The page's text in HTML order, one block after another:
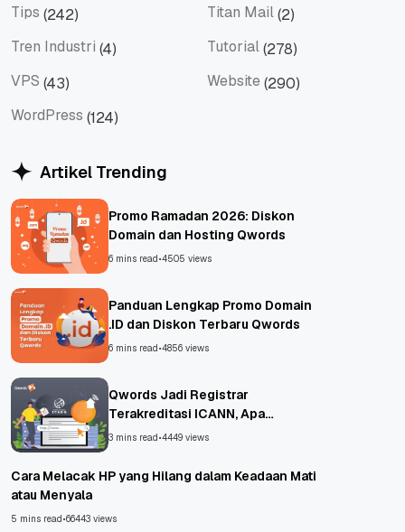
Tips (242) Titan Mail(2)
Tren Industri (4) Tutorial(278)
VPS (43) Website (290)
WordPress (124)
Artikel Trending
Promo Ramadan 2026: Diskon
Domain dan Hosting Qwords
6 mins read•4505 views
Panduan Lengkap Promo Domain
.ID dan Diskon Terbaru Qwords
6 mins read•4856 views
Qwords Jadi Registrar
Terakreditasi ICANN, Apa
Untungnya?
3 mins read•4449 views
Cara Melacak HP yang Hilang dalam Keadaan Mati
atau Menyala
5 mins read•66443 views